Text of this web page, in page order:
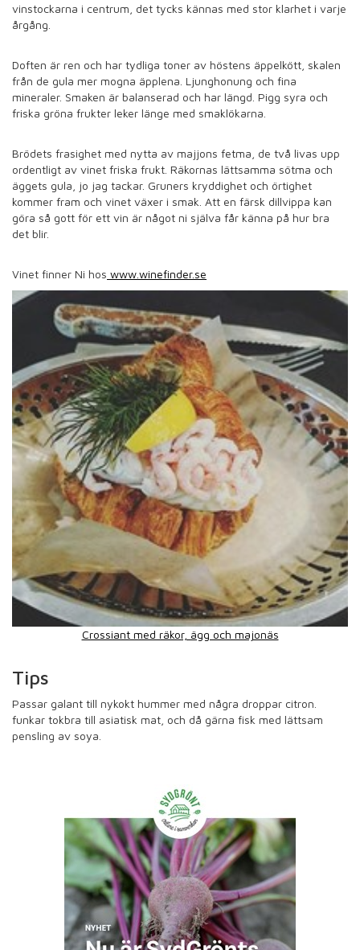
vinstockarna i centrum, det tycks kännas med stor klarhet i varje
årgång.
Doften är ren och har tydliga toner av höstens äppelkött, skalen
från de gula mer mogna äpplena. Ljunghonung och fina
mineraler. Smaken är balanserad och har längd. Pigg syra och
friska gröna frukter leker länge med smaklökarna.
Brödets frasighet med nytta av majjons fetma, de två livas upp
ordentligt av vinet friska frukt. Räkornas lättsamma sötma och
äggets gula, jo jag tackar. Gruners kryddighet och örtighet
kommer fram och vinet växer i smak. Att en färsk dillvippa kan
göra så gott för ett vin är något ni själva får känna på hur bra
det blir.
Vinet finner Ni hos www.winefinder.se
Crossiant med räkor, ägg och majonäs
Tips
Passar galant till nykokt hummer med några droppar citron.
funkar tokbra till asiatisk mat, och då gärna fisk med lättsam
pensling av soya.